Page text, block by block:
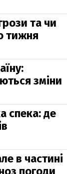
та чи
тижня
зміни
спека: де
в частині
погоди